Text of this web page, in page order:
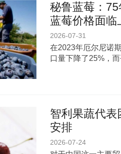
秘鲁蓝莓：
蓝莓价格面临
2026-07-31
在2023年厄尔尼诺
口量下降了25%，
智利果蔬代表
安排
2026-07-24